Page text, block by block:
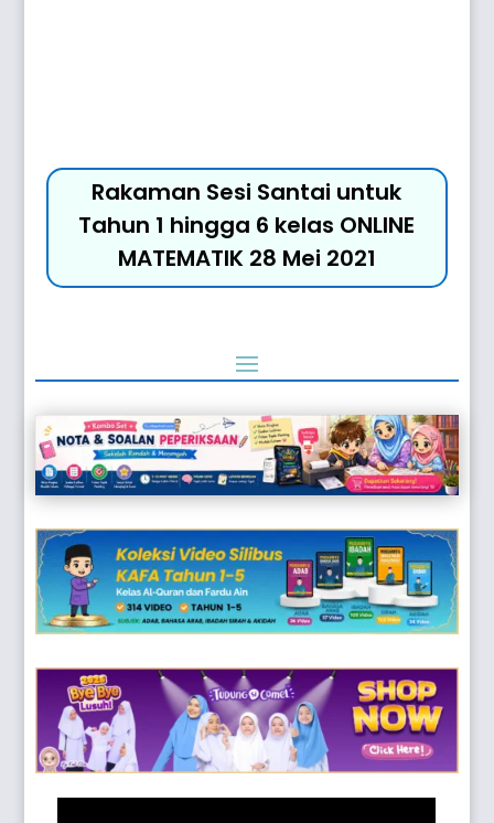
Rakaman Sesi Santai untuk
Tahun 1 hingga 6 kelas ONLINE
MATEMATIK 28 Mei 2021